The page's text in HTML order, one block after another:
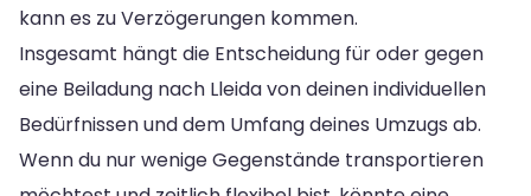
kann es zu Verzögerungen kommen.
Insgesamt hängt die Entscheidung für oder gegen
eine Beiladung nach Lleida von deinen individuellen
Bedürfnissen und dem Umfang deines Umzugs ab.
Wenn du nur wenige Gegenstände transportieren